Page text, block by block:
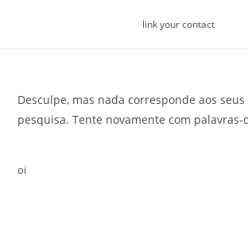
link your contact
Desculpe, mas nada corresponde aos
pesquisa. Tente novamente com
oi